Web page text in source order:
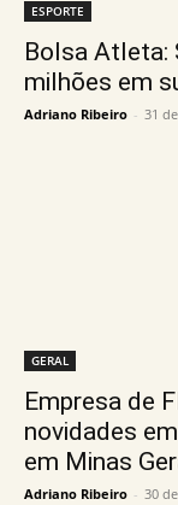
ESPORTE
Bolsa Atleta:
milhões em
Adriano Ribeiro - 31
GERAL
Empresa de
novidades
em Minas
Adriano Ribeiro - 30